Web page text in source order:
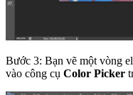
Bước 3: Bạn vẽ một vòng
vào công cụ Color Picker